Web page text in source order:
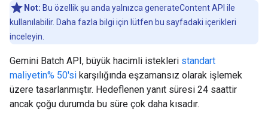
Not: Bu özellik şu anda yalnızca generateContent API ile
kullanılabilir. Daha fazla bilgi için lütfen bu sayfadaki içerikleri
inceleyin.
Gemini Batch API, büyük hacimli istekleri standart
maliyetin% 50'si karşılığında eşzamansız olarak işlemek
üzere tasarlanmıştır. Hedeflenen yanıt süresi 24 saattir
ancak çoğu durumda bu süre çok daha kısadır.